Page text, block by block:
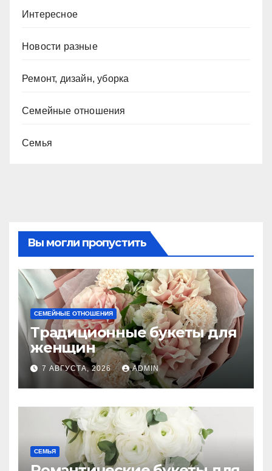
Интересное
Новости разные
Ремонт, дизайн, уборка
Семейные отношения
Семья
Вы могли пропустить
СЕМЕЙНЫЕ ОТНОШЕНИЯ
Традиционные букеты для
женщин
7 АВГУСТА, 2026 ADMIN
СЕМЬЯ